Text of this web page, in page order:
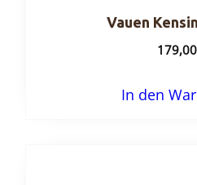
Vauen
179,00
In den